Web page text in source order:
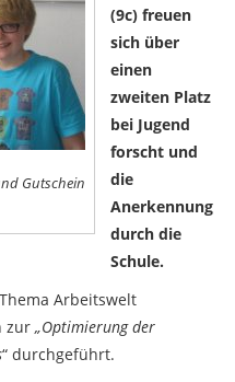
Gutschein
(9c) freuen
sich über
einen
zweiten Platz
bei Jugend
forscht und
die
Anerkennung
durch die
Schule.
Arbeitswelt
zur „Optimierung der
“ durchgeführt.